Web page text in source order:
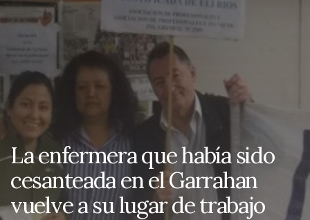
La enfermera que había sido
cesanteada en el Garrahan
vuelve a su lugar de trabajo